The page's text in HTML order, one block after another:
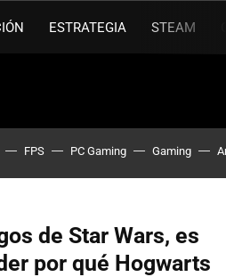
ESTRATEGIA STEAM
FPS PC Gaming Gaming
de Star Wars, es
por qué Hogwarts